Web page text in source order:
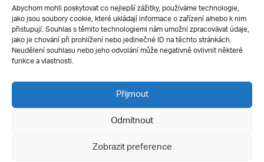
Abychom mohli poskytovat co nejlepší zážitky, používáme technologie,
jako jsou soubory cookie, které ukládají informace o zařízení a/nebo k nim
přistupují. Souhlas s těmito technologiemi nám umožní zpracovávat údaje,
jako je chování při prohlížení nebo jedinečné ID na těchto stránkách.
Neudělení souhlasu nebo jeho odvolání může negativně ovlivnit některé
funkce a vlastnosti.
Přijmout
Odmítnout
Zobrazit preference
Silverius
Pro uchazeče
Přijímací řízení
E-prihlaska
Přípravné kurzy
Ochrana soukromí
Všechna práva vyhrazena